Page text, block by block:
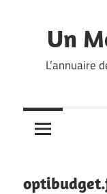
contentUn
L’annuaire